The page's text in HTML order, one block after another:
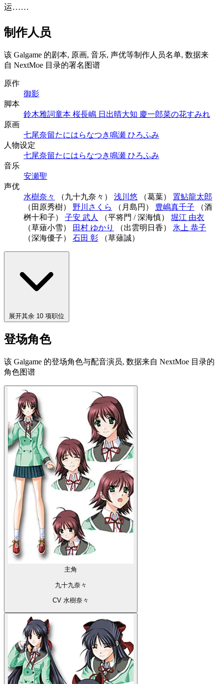
运……
制作人员
该 Galgame 的剧本, 原画, 音乐, 声优等制作人员名单, 数据来
自 NextMoe 目录的署名图谱
原作
御影
脚本
鈴木雅詞童本 桜長嶋 日出晴大知 慶一郎菜の花すみれ
原画
七尾奈留たにはらなつき鳴瀬 ひろふみ
人物设定
七尾奈留たにはらなつき鳴瀬 ひろふみ
音乐
安瀬聖
声优
水樹奈々
（九十九奈々） 浅川悠 （葛葉） 置鮎龍太郎
（田原秀樹） 野川さくら （月島円） 豊嶋真千子 （酒
桝十和子） 子安 武人 （平将門 / 深海慎） 堀江 由衣
（草薙小雪）
田村 ゆかり （出雲明日香） 氷上 恭子
（深海優子） 石田 彰 （草薙誠）
展开其余 10 项职位
登场角色
该 Galgame 的登场角色与配音演员, 数据来自 NextMoe 目录的
角色图谱
主角
九十九奈々
CV 水樹奈々